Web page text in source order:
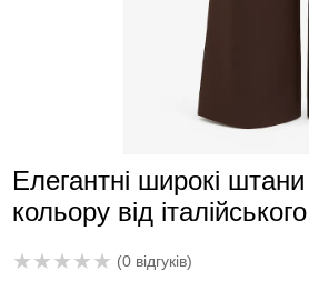
Елегантні широкі
кольору від
★★★★★ (0 відгуків)